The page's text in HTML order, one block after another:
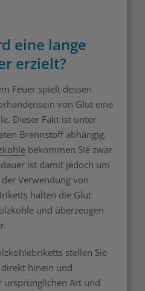
eine lange
erzielt?
Feuer spielt dessen
von Glut eine
Dieser Fakt ist unter
Brennstoff abhängig.
bekommen Sie zwar
ist damit jedoch um
Verwendung von
halten die Glut
und überzeugen
stellen Sie
hinein und
ursprünglichen Art und